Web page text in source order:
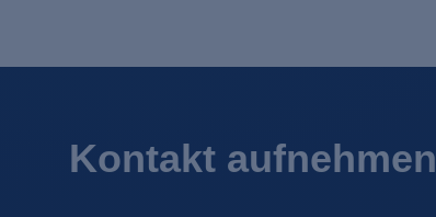
Kontakt aufnehmen